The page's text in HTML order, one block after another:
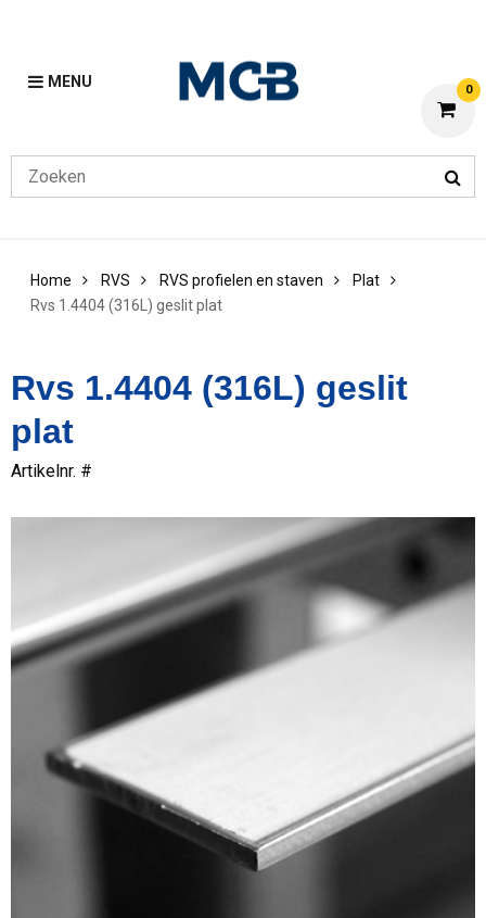
MENU 0
Home RVS RVS profielen en staven
Plat
Rvs 1.4404 (316L) geslit plat
Rvs 1.4404 (316L) geslit
plat
Artikelnr. #